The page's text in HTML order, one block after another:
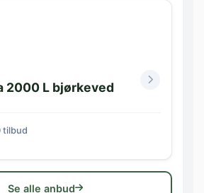
2000 L bjørkeved
tilbud
Se alle anbud